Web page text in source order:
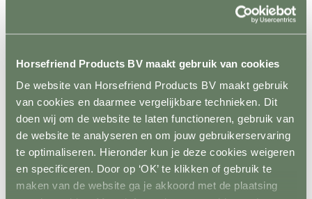
Horsefriend Products BV maakt gebruik van cookies
De website van Horsefriend Products BV maakt gebruik
van cookies en daarmee vergelijkbare technieken. Dit
doen wij om de website te laten functioneren, gebruik van
de website te analyseren en om jouw gebruikerservaring
te optimaliseren. Hieronder kun je deze cookies weigeren
en specificeren. Door op ‘OK’ te klikken of gebruik te
maken van de website ga je akkoord met de plaatsing
Terug
Warmwatervoorziening
Poetsbenodigheden
Terug
Zadel- en tuigdragers
Zadel- en tuigkarren
Kasten
Dekenrekken
Ophanghaken
Hoofdstelhouders
Wassen en drogen